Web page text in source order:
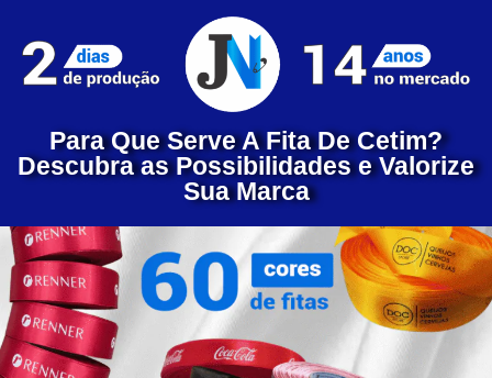
Para Que Serve A Fita De Cetim?
Descubra as Possibilidades e Valorize
Sua Marca